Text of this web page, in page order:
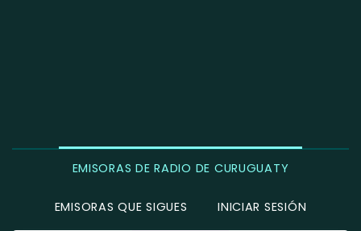
EMISORAS DE RADIO DE CURUGUATY
EMISORAS QUE SIGUES INICIAR SESIÓN